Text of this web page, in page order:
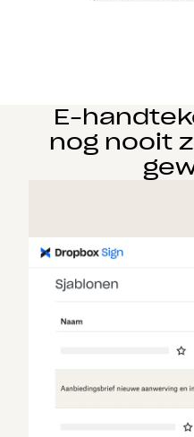
E-
nog nooit